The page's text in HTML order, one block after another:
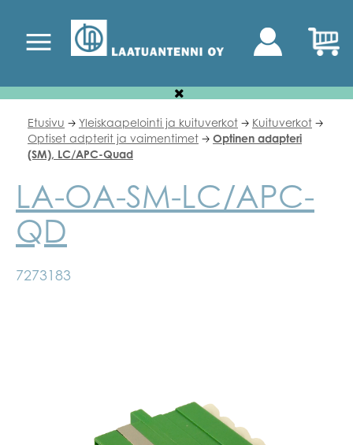
Etusivu 🡢 Yleiskaapelointi ja kuituverkot 🡢 Kuituverkot 🡢
Optiset adpterit ja vaimentimet 🡢 Optinen adapteri
(SM), LC/APC-Quad
LA-OA-SM-LC/APC-
QD
7273183